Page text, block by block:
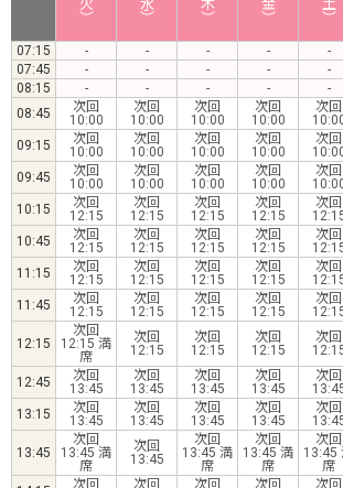
07:15 - - - - -
07:45
- - - - -
08:15
- - - - -
08:45
次回
10:00
次回
10:00
次回
10:00
次回
10:00
次回
09:15
次回
10:00
次回
10:00
次回
10:00
次回
10:00
次回
09:45
次回
10:00
次回
10:00
次回
10:00
次回
10:00
次回
10:15
次回
12:15
次回
12:15
次回
12:15
次回
12:15
次回
10:45
次回
12:15
次回
12:15
次回
12:15
次回
12:15
次回
11:15
次回
12:15
次回
12:15
次回
12:15
次回
12:15
次回
11:45
次回
12:15
次回
12:15
次回
12:15
次回
12:15
次回
12:15
次回
12:15 満
席
次回
12:15
次回
12:15
次回
12:15
次回
12:45
次回
13:45
次回
13:45
次回
13:45
次回
13:45
次回
13:15
次回
13:45
次回
13:45
次回
13:45
次回
13:45
次回
13:45
次回
13:45 満
席
次回
13:45
次回
13:45 満
席
次回
13:45 満
席
次回
13:45
席
次回
次回
次回
次回
次回